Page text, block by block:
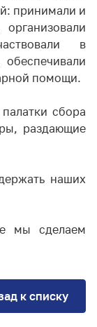
принимали и
в
помощи.
сбора
раздающие
наших
мы сделаем
к списку